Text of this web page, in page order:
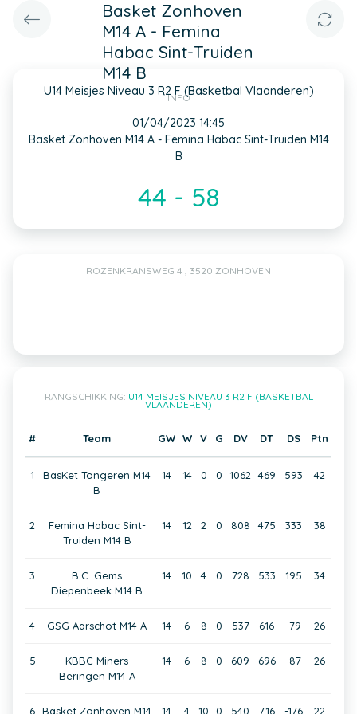
Basket Zonhoven
M14 A - Femina
Habac Sint-Truiden
M14 B
U14 Meisjes Niveau 3 R2 F (Basketbal Vlaanderen)
INFO
01/04/2023 14:45
Basket Zonhoven M14 A - Femina Habac Sint-Truiden M14
B
44 - 58
ROZENKRANSWEG 4 , 3520 ZONHOVEN
RANGSCHIKKING: U14 MEISJES NIVEAU 3 R2 F (BASKETBAL
VLAANDEREN)
# Team GW W V G DV DT DS Ptn
1
BasKet Tongeren M14
B
14 14 0 0 1062 469 593 42
2
Femina Habac Sint-
Truiden M14 B
14 12 2 0 808 475 333 38
3
B.C. Gems
Diepenbeek M14 B
14 10 4 0 728 533 195 34
4 GSG Aarschot M14 A 14 6 8 0 537 616 -79 26
5
KBBC Miners
Beringen M14 A
14 6 8 0 609 696 -87 26
6 Basket Zonhoven M14 14 4 10 0 540 716 -176 22